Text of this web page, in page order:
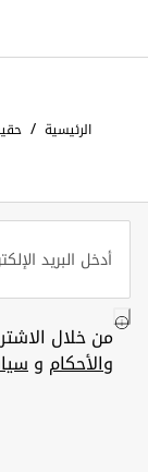
الرئيسية /
من خلال
والأحكام و